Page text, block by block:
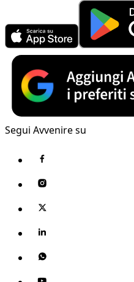
Segui Avvenire su